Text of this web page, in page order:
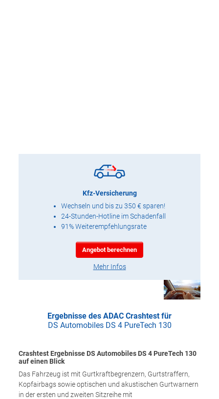
Kfz-Versicherung
Wechseln und bis zu 350 € sparen!
24-Stunden-Hotline im Schadenfall
91% Weiterempfehlungsrate
Angebot berechnen
Mehr Infos
Ergebnisse des ADAC Crashtest für
DS Automobiles DS 4 PureTech 130
Crashtest Ergebnisse DS Automobiles DS 4 PureTech 130
auf einen Blick
Das Fahrzeug ist mit Gurtkraftbegrenzern, Gurtstraffern,
Kopfairbags sowie optischen und akustischen Gurtwarnern
in der ersten und zweiten Sitzreihe mit